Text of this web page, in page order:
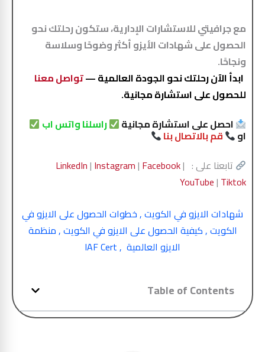
مع جرافيتي للاستشارات الإدارية، ستكون رحلتك نحو
الحصول على شهادات الأيزو أكثر وضوحًا وسلاسة
ونجاحًا.
ابدأ الآن رحلتك نحو الجودة العالمية —تواصل معنا
للحصول على استشارة مجانية.
احصل على استشارة مجانية
راسلنا واتس اب
او
قم بالاتصال بنا
تابعنا على :
LinkedIn| Instagram| Facebook|
YouTube| Tiktok
شهادات الايزو في الكويت,خطوات الحصول على الايزو في
الكويت,كيفية الحصول على الايزو في الكويت,منظمة
الايزو العالمية ,
IAF Cert
Table of Contents